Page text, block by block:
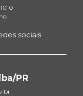
-
sociais
PR